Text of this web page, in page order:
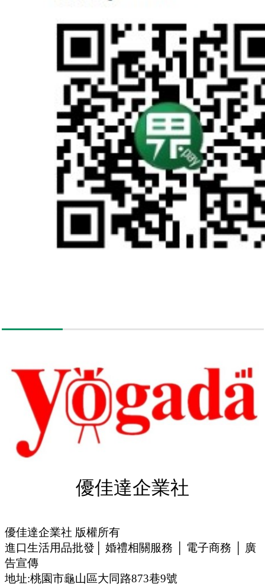
優佳達企業社
優佳達企業社 版權所有
進口生活用品批發│ 婚禮相關服務 │ 電子商務 │ 廣
告宣傳
地址:桃園市龜山區大同路873巷9號